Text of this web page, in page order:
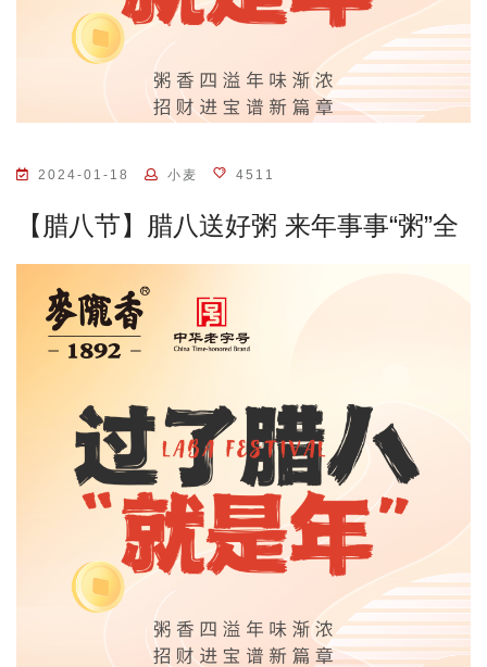
2024-01-18 小麦 4511
【腊八节】腊八送好粥 来年事事“粥”全